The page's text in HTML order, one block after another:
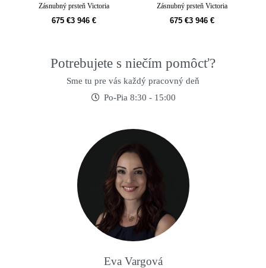
Zásnubný prsteň Victoria
675€3 946 €
Zásnubný prsteň Victoria
675€3 946 €
Potrebujete s niečím pomôcť?
Sme tu pre vás každý pracovný deň
Po-Pia 8:30 - 15:00
Eva Vargová